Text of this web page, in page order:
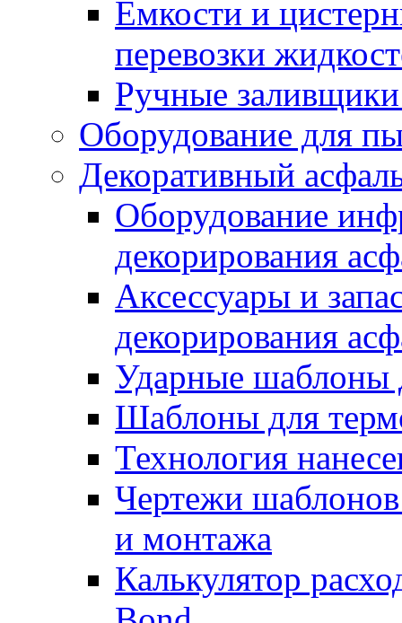
Емкости и
перевозки
Ручные
Оборудование для
Декоративный
Оборудование
декорирования
Аксессуары и
декорирования
Ударные шаблоны
Шаблоны для
Технология
Чертежи шаблонов
и монтажа
Калькулятор